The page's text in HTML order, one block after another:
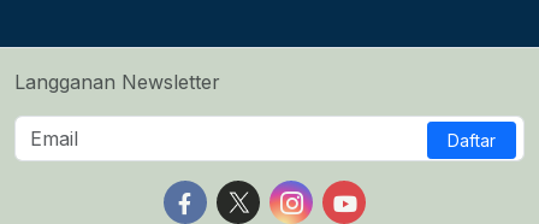
Langganan Newsletter
Daftar
Follow us on Facebook
Follow us on X
Follow us on Instagram
Follow us on